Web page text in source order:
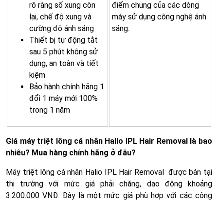
rõ ràng số xung còn
lại, chế độ xung và
cường độ ánh sáng
Thiết bị tự động tắt
sau 5 phút không sử
dụng, an toàn và tiết
kiệm
Bảo hành chính hãng 1
đổi 1 máy mới 100%
trong 1 năm
điểm chung của các dòng
máy sử dụng công nghệ ánh
sáng.
Giá máy triệt lông cá nhân Halio IPL Hair Removal là bao
nhiêu? Mua hàng chính hãng ở đâu?
Máy triệt lông cá nhân Halio IPL Hair Removal được bán tại
thị trường với mức giá phải chăng, dao động khoảng
3.200.000 VNĐ. Đây là một mức giá phù hợp với các công